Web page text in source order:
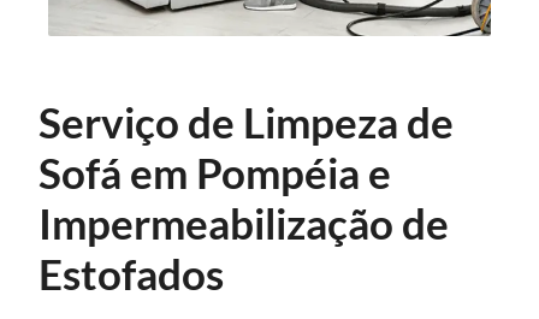
Serviço de Limpeza de
Sofá em Pompéia e
Impermeabilização de
Estofados